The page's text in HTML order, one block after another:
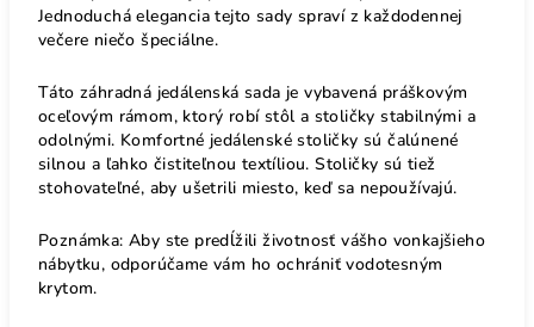
Jednoduchá elegancia tejto sady spraví z každodennej
večere niečo špeciálne.
Táto záhradná jedálenská sada je vybavená práškovým
oceľovým rámom, ktorý robí stôl a stoličky stabilnými a
odolnými. Komfortné jedálenské stoličky sú čalúnené
silnou a ľahko čistiteľnou textíliou. Stoličky sú tiež
stohovateľné, aby ušetrili miesto, keď sa nepoužívajú.
Poznámka: Aby ste predĺžili životnosť vášho vonkajšieho
nábytku, odporúčame vám ho ochrániť vodotesným
krytom.